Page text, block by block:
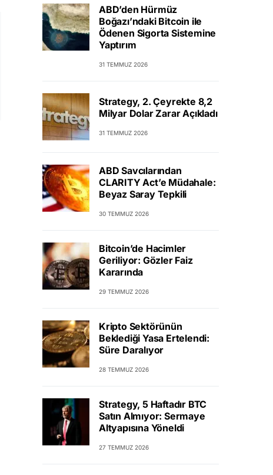
ABD’den Hürmüz
Boğazı’ndaki Bitcoin ile
Ödenen Sigorta Sistemine
Yaptırım
31 TEMMUZ 2026
Strategy, 2. Çeyrekte 8,2
Milyar Dolar Zarar Açıkladı
31 TEMMUZ 2026
ABD Savcılarından
CLARITY Act’e Müdahale:
Beyaz Saray Tepkili
30 TEMMUZ 2026
Bitcoin’de Hacimler
Geriliyor: Gözler Faiz
Kararında
29 TEMMUZ 2026
Kripto Sektörünün
Beklediği Yasa Ertelendi:
Süre Daralıyor
28 TEMMUZ 2026
Strategy, 5 Haftadır BTC
Satın Almıyor: Sermaye
Altyapısına Yöneldi
27 TEMMUZ 2026